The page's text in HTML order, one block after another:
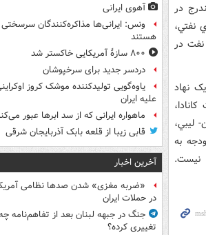
در
هاي نفتي،
نفت در
نهاد
ليبي،
به
نيست.
آهوی ایرانی
ونس: ایرانی‌ها مذاکره‌کنندگان سرسختی
هستند
۸۰۰ سازۀ آمریکایی خاکستر شد
دردسر جدید برای سرخپوشان
یاوه‌گویی تولیدکننده موشک کروز
علیه ایران
ماهواره ایرانی که از سد ابرها عبور
قابی زیبا از قلعه بابک آذربایجان شرقی
آخرین اخبار
«ضربه مغزی» شدن صدها نظامی
در حملات ایران
جنگ در جبهه لبنان بعد از تفاهم‌نامه
تغییری کرده؟